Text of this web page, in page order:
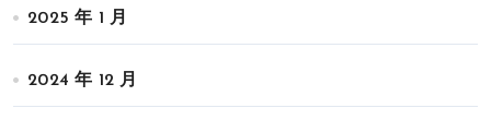
2025 年 1 月
2024 年 12 月